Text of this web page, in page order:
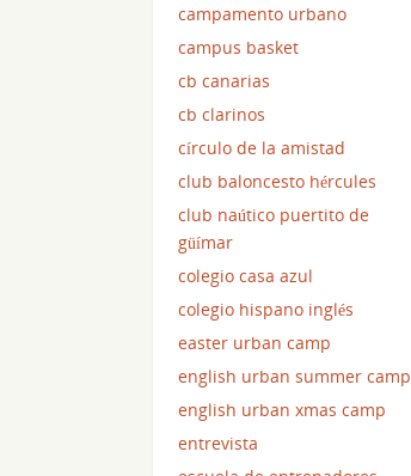
campamento urbano
campus basket
cb canarias
cb clarinos
círculo de la amistad
club baloncesto hércules
club naútico puertito de
güímar
colegio casa azul
colegio hispano inglés
easter urban camp
english urban summer camp
english urban xmas camp
entrevista